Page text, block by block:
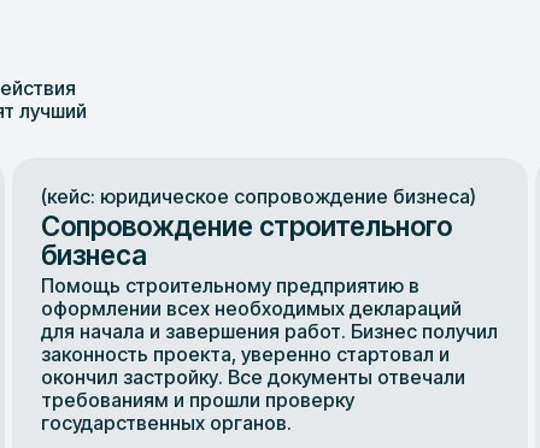
лучший
(кейс: юридическое сопровождение бизнеса)
Сопровождение строительного
бизнеса
Помощь строительному предприятию в
оформлении всех необходимых деклараций
для начала и завершения работ. Бизнес получил
законность проекта, уверенно стартовал и
окончил застройку. Все документы отвечали
требованиям и прошли проверку
государственных органов.